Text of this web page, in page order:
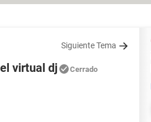
Siguiente Tema
virtual dj Cerrado